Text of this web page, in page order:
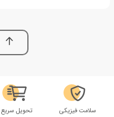
سلامت فیزیکی تحویل سریع